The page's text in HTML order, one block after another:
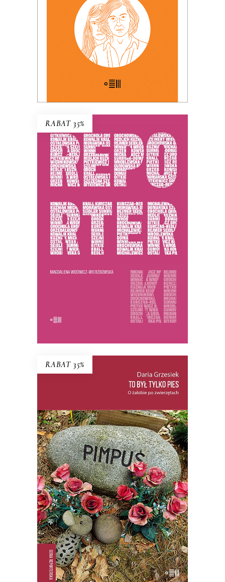
E-BOOK DO KOSZYKA
KSIĄŻKA DO KOSZYKA
RABAT 35%
PREMIERA 25 listopada 2025
69.00zł 44.85 zł
KSIĄŻKA DO KOSZYKA
RABAT 35%
E-BOOK DO KOSZYKA
TO BYŁ TYLKO PIES
PREMIERA: 22 PAŹDZIERNIKA 2025
54.99zł 35.74zł
KSIĄŻKA DO KOSZYKA